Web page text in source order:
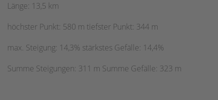
Länge: 13,5 km
höchster Punkt: 580 m tiefster Punkt: 344 m
max. Steigung: 14,3% stärkstes Gefälle: 14,4%
Summe Steigungen: 311 m Summe Gefälle: 323 m